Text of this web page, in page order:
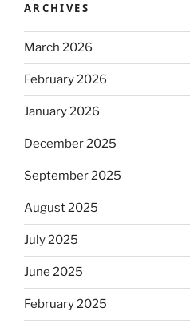
ARCHIVES
March 2026
February 2026
January 2026
December 2025
September 2025
August 2025
July 2025
June 2025
February 2025